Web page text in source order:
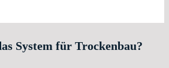
System für Trockenbau?